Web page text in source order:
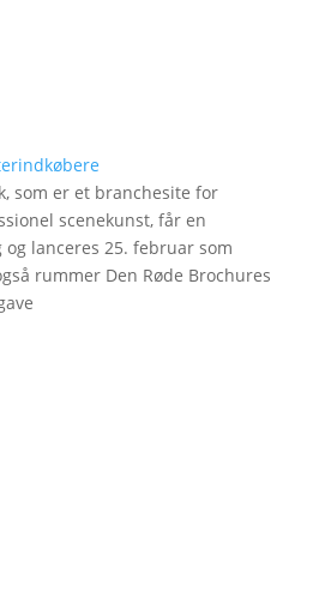
som er et branchesite for
scenekunst, får en
lanceres 25. februar som
rummer Den Røde Brochures